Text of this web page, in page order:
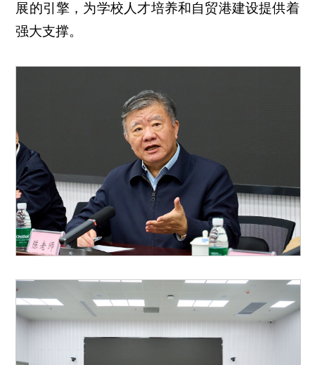
展的引擎，为学校人才培养和自贸港建设提供着
强大支撑。